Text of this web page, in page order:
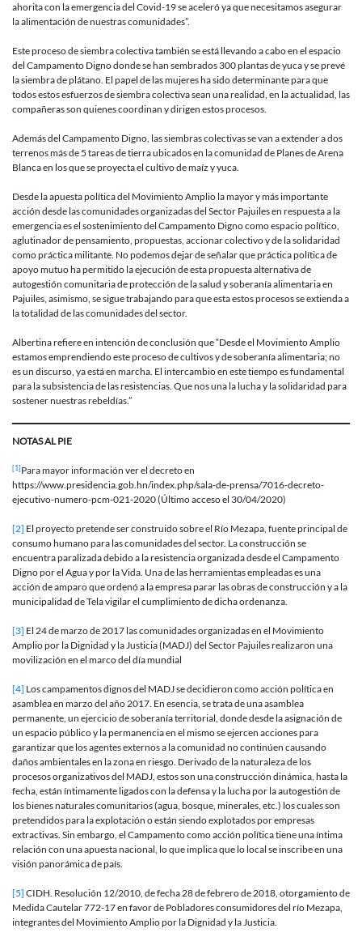
ahorita con la emergencia del Covid-19 se aceleró ya que necesitamos asegurar
la alimentación de nuestras comunidades”.
Este proceso de siembra colectiva también se está llevando a cabo en el espacio
del Campamento Digno donde se han sembrados 300 plantas de yuca y se prevé
la siembra de plátano. El papel de las mujeres ha sido determinante para que
todos estos esfuerzos de siembra colectiva sean una realidad, en la actualidad, las
compañeras son quienes coordinan y dirigen estos procesos.
Además del Campamento Digno, las siembras colectivas se van a extender a dos
terrenos más de 5 tareas de tierra ubicados en la comunidad de Planes de Arena
Blanca en los que se proyecta el cultivo de maíz y yuca.
Desde la apuesta política del Movimiento Amplio la mayor y más importante
acción desde las comunidades organizadas del Sector Pajuiles en respuesta a la
emergencia es el sostenimiento del Campamento Digno como espacio político,
aglutinador de pensamiento, propuestas, accionar colectivo y de la solidaridad
como práctica militante. No podemos dejar de señalar que práctica política de
apoyo mutuo ha permitido la ejecución de esta propuesta alternativa de
autogestión comunitaria de protección de la salud y soberanía alimentaria en
Pajuiles, asimismo, se sigue trabajando para que esta estos procesos se extienda a
la totalidad de las comunidades del sector.
Albertina refiere en intención de conclusión que “Desde el Movimiento Amplio
estamos emprendiendo este proceso de cultivos y de soberanía alimentaria; no
es un discurso, ya está en marcha. El intercambio en este tiempo es fundamental
para la subsistencia de las resistencias. Que nos una la lucha y la solidaridad para
sostener nuestras rebeldías.”
NOTAS AL PIE
[1]Para mayor información ver el decreto en
https://www.presidencia.gob.hn/index.php/sala-de-prensa/7016-decreto-
ejecutivo-numero-pcm-021-2020 (Último acceso el 30/04/2020)
[2] El proyecto pretende ser construido sobre el Río Mezapa, fuente principal de
consumo humano para las comunidades del sector. La construcción se
encuentra paralizada debido a la resistencia organizada desde el Campamento
Digno por el Agua y por la Vida. Una de las herramientas empleadas es una
acción de amparo que ordenó a la empresa parar las obras de construcción y a la
municipalidad de Tela vigilar el cumplimiento de dicha ordenanza.
[3] El 24 de marzo de 2017 las comunidades organizadas en el Movimiento
Amplio por la Dignidad y la Justicia (MADJ) del Sector Pajuiles realizaron una
movilización en el marco del día mundial
[4] Los campamentos dignos del MADJ se decidieron como acción política en
asamblea en marzo del año 2017. En esencia, se trata de una asamblea
permanente, un ejercicio de soberanía territorial, donde desde la asignación de
un espacio público y la permanencia en el mismo se ejercen acciones para
garantizar que los agentes externos a la comunidad no continúen causando
daños ambientales en la zona en riesgo. Derivado de la naturaleza de los
procesos organizativos del MADJ, estos son una construcción dinámica, hasta la
fecha, están íntimamente ligados con la defensa y la lucha por la autogestión de
los bienes naturales comunitarios (agua, bosque, minerales, etc.) los cuales son
pretendidos para la explotación o están siendo explotados por empresas
extractivas. Sin embargo, el Campamento como acción política tiene una íntima
relación con una apuesta nacional, lo que implica que lo local se inscribe en una
visión panorámica de país.
[5] CIDH. Resolución 12/2010, de fecha 28 de febrero de 2018, otorgamiento de
Medida Cautelar 772-17 en favor de Pobladores consumidores del río Mezapa,
integrantes del Movimiento Amplio por la Dignidad y la Justicia.